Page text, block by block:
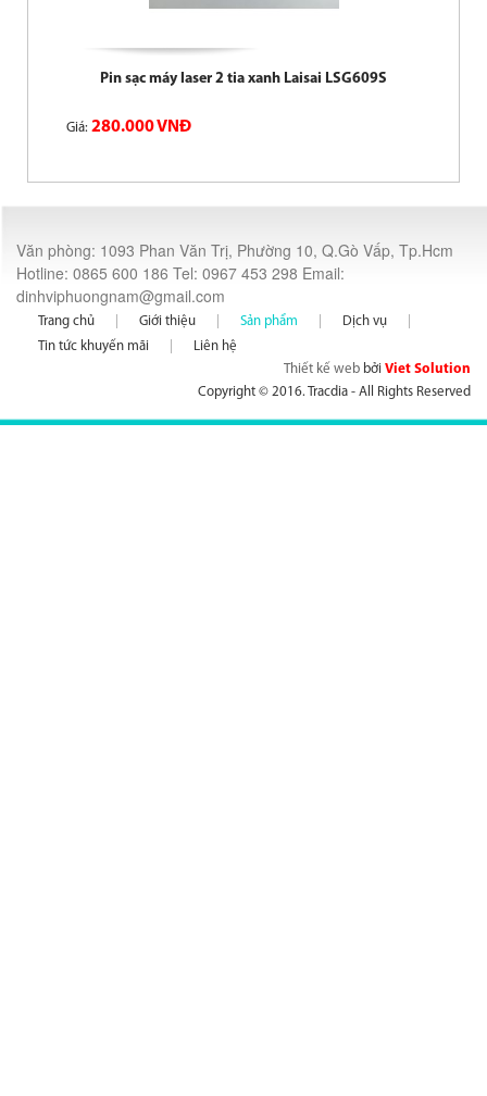
Pin sạc máy laser 2 tia xanh Laisai LSG609S
Giá: 280.000 VNĐ
Văn phòng: 1093 Phan Văn Trị, Phường 10, Q.Gò Vấp, Tp.Hcm
Hotline: 0865 600 186 Tel: 0967 453 298 Email:
dinhviphuongnam@gmail.com
Trang chủ Giới thiệu Sản phẩm
Dịch vụ
Tin tức khuyến mãi
Liên hệ
Thiết kế web bởi Viet Solution
Copyright © 2016. Tracdia - All Rights Reserved